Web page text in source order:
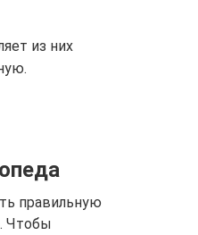
из них
правильную
Чтобы